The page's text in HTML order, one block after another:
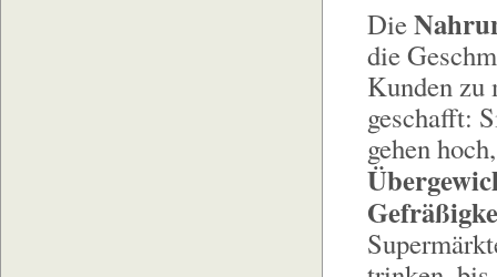
Die
die
Kunden zu
geschafft:
gehen